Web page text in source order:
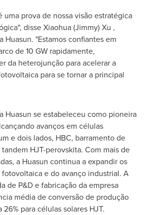
uma prova de nossa visão estratégica
disseXiaohua (Jimmy) Xu ,
Huasun. "Estamos confiantes em
de 10 GW rapidamente,
da heterojunção para acelerar a
para se tornar a principal
Huasun se estabeleceu como pioneira
avanços em células
e dois lados, HBC, barramento de
HJT-perovskita. Com mais de
a Huasun continua a expandir os
e do avanço industrial. A
de P&D e fabricação da empresa
média de conversão de produção
para células solares HJT.